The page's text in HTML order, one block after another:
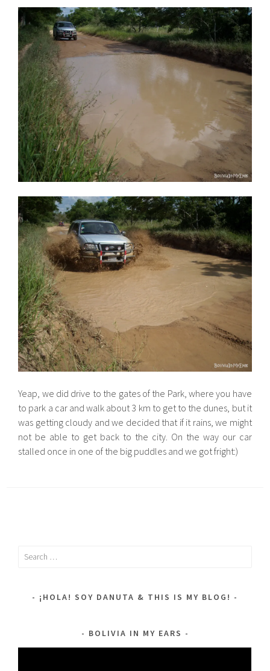
Yeap, we did drive to the gates of the Park, where you have
to park a car and walk about 3 km to get to the dunes, but it
was getting cloudy and we decided that if it rains, we might
not be able to get back to the city. On the way our car
stalled once in one of the big puddles and we got fright:)
Search
¡HOLA! SOY DANUTA & THIS IS MY BLOG!
BOLIVIA IN MY EARS